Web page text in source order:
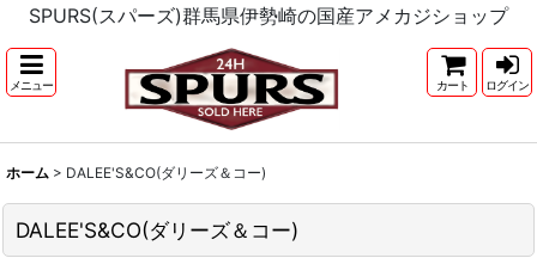
SPURS(スパーズ)群馬県伊勢崎の国産アメカジショップ
メニュー カート ログイン
ホーム > DALEE'S&CO(ダリーズ＆コー)
DALEE'S&CO(ダリーズ＆コー)